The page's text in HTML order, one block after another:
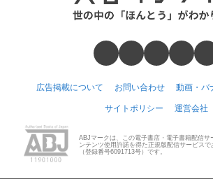
広告掲載について お問い合わせ 動画・バ
サイトポリシー 運営会社
ABJマークは、この電子書店・電子書籍配信サ
ンテンツ使用許諾を得た正規版配信サービス
（登録番号6091713号）です。